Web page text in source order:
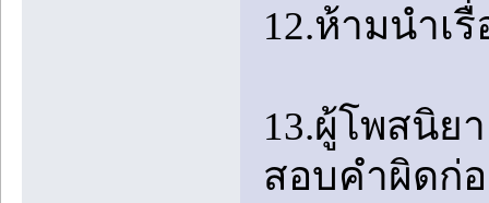
12.ห้ามนำเ
13.ผู้โพสนิย
สอบคำผิดก่